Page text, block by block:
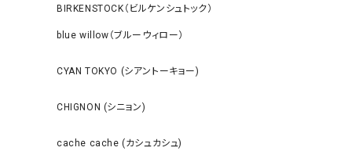
BIRKENSTOCK（ビルケンシュトック）
blue willow（ブルーウィロー）
CYAN TOKYO (シアントーキョー)
CHIGNON (シニョン)
cache cache (カシュカシュ)